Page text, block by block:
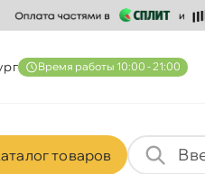
ремя работы 10:00 - 21:00
товаро